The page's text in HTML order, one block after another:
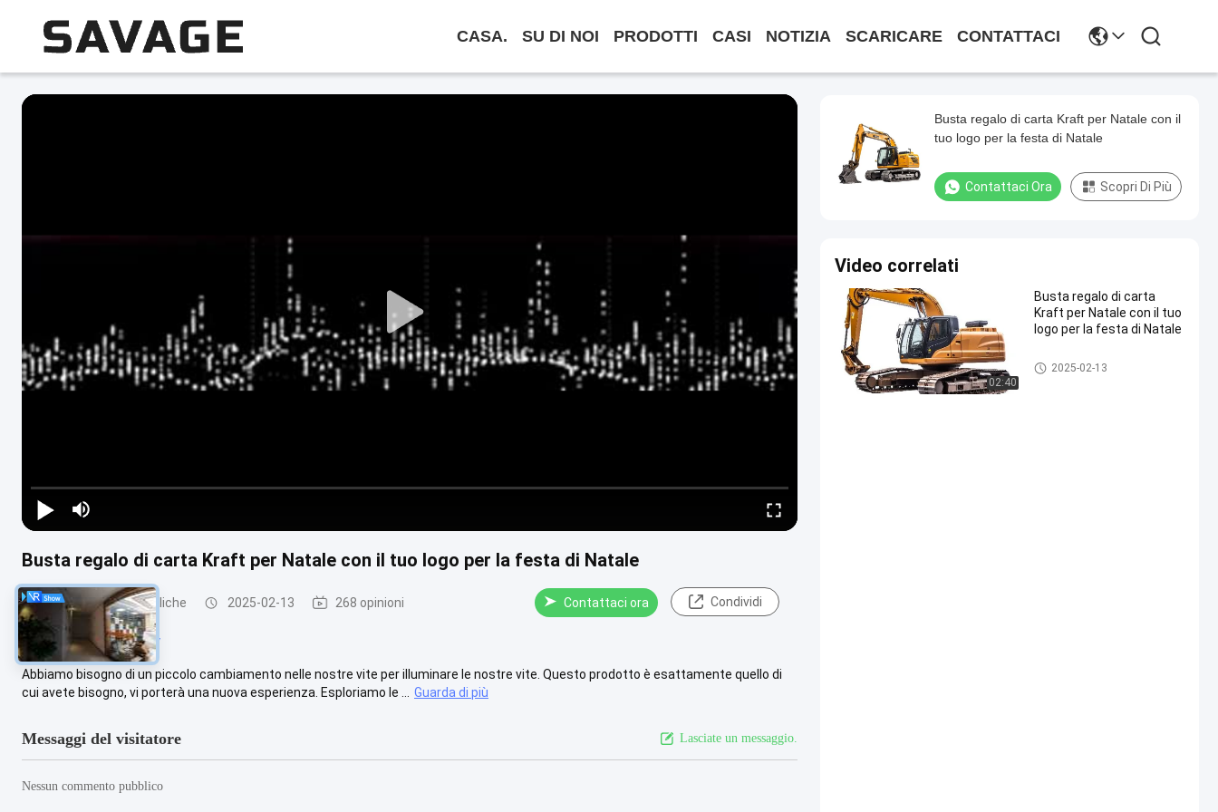
CASA. SU DI NOI PRODOTTI CASI NOTIZIA SCARICARE CONTATTACI
Busta regalo di carta Kraft per Natale con il tuo logo per la festa di Natale
Parti di cornici metalliche 2025-02-13 268 opinioni Contattaci ora Condividi
# Xmas Decorative Party
Abbiamo bisogno di un piccolo cambiamento nelle nostre vite per illuminare le nostre vite. Questo prodotto è esattamente quello di
cui avete bisogno, vi porterà una nuova esperienza. Esploriamo le ...
Guarda di più
Messaggi del visitatore Lasciate un messaggio.
Nessun commento pubblico
Busta regalo di carta Kraft per Natale con il
tuo logo per la festa di Natale
Contattaci Ora Scopri Di Più
Video correlati
02:40
Busta regalo di carta
Kraft per Natale con il tuo
logo per la festa di Natale
Parti di cornici metalliche
2025-02-13